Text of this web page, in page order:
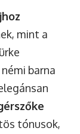
mint a
barna
tónusok,